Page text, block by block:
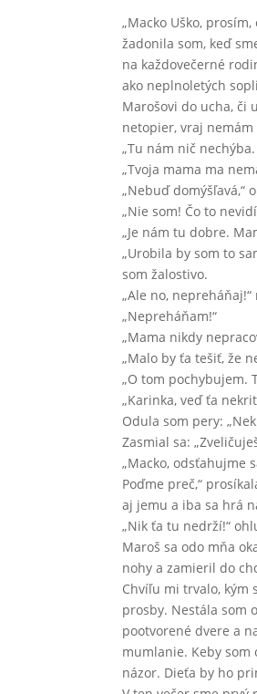
„Macko Uško,
žadonila som, keď
na každovečerné
ako neplnoletých
Marošovi do ucha, či
netopier, vraj
„Tu nám nič
„Tvoja mama ma
„Nebuď domýšľavá,“
„Nie som! Čo to
„Je nám tu dobre.
„Urobila by som to
som žalostivo.
„Ale no,
„Nepreháňam!“
„Mama nikdy
„Malo by ťa tešiť, že
„O tom pochybujem.
„Karinka, veď ťa
Odula som pery:
Zasmial sa:
„Macko, odsťahujme
Poďme preč,“
aj jemu a iba sa hrá
„Nik ťa tu nedrží!“
Maroš sa odo mňa
nohy a zamieril do
Chvíľu mi trvalo, kým
prosby. Nestála som
pootvorené dvere a
mumlanie. Keby
názor. Dieťa by ho